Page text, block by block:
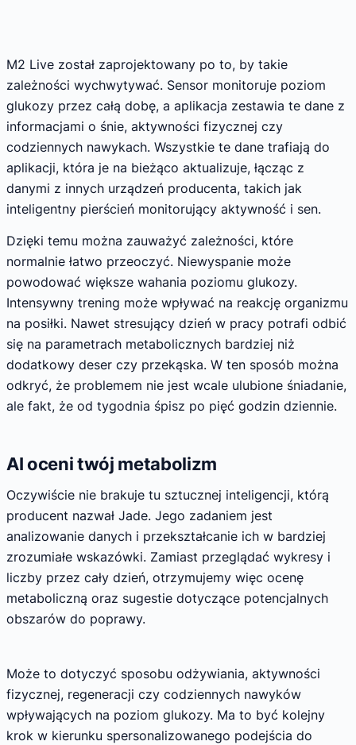
M2 Live został zaprojektowany po to, by takie
zależności wychwytywać. Sensor monitoruje poziom
glukozy przez całą dobę, a aplikacja zestawia te dane z
informacjami o śnie, aktywności fizycznej czy
codziennych nawykach. Wszystkie te dane trafiają do
aplikacji, która je na bieżąco aktualizuje, łącząc z
danymi z innych urządzeń producenta, takich jak
inteligentny pierścień monitorujący aktywność i sen.
Dzięki temu można zauważyć zależności, które
normalnie łatwo przeoczyć. Niewyspanie może
powodować większe wahania poziomu glukozy.
Intensywny trening może wpływać na reakcję organizmu
na posiłki. Nawet stresujący dzień w pracy potrafi odbić
się na parametrach metabolicznych bardziej niż
dodatkowy deser czy przekąska. W ten sposób można
odkryć, że problemem nie jest wcale ulubione śniadanie,
ale fakt, że od tygodnia śpisz po pięć godzin dziennie.
AI oceni twój metabolizm
Oczywiście nie brakuje tu sztucznej inteligencji, którą
producent nazwał Jade. Jego zadaniem jest
analizowanie danych i przekształcanie ich w bardziej
zrozumiałe wskazówki. Zamiast przeglądać wykresy i
liczby przez cały dzień, otrzymujemy więc ocenę
metaboliczną oraz sugestie dotyczące potencjalnych
obszarów do poprawy.
Może to dotyczyć sposobu odżywiania, aktywności
fizycznej, regeneracji czy codziennych nawyków
wpływających na poziom glukozy. Ma to być kolejny
krok w kierunku spersonalizowanego podejścia do